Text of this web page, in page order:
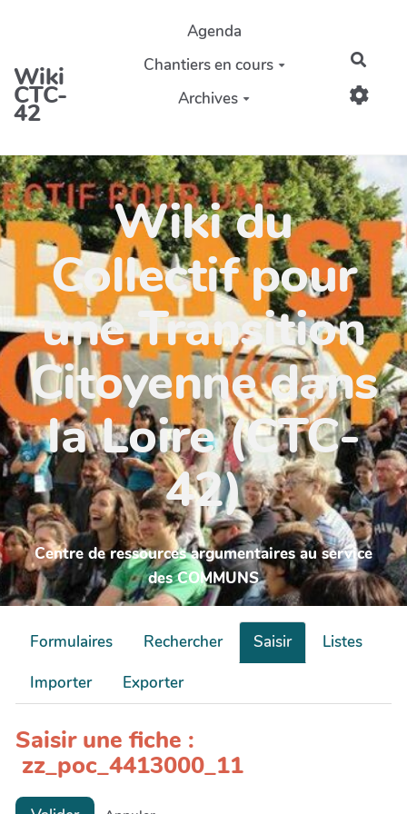
Aller au contenu principal
Wiki
CTC-
42
Agenda
Chantiers en cours
Archives
Wiki du
Collectif pour
une Transition
Citoyenne dans
la Loire (CTC-
42)
Centre de ressources argumentaires au service
des COMMUNS
Formulaires Rechercher Saisir
Listes
Importer
Exporter
Saisir une fiche :
zz_poc_4413000_11